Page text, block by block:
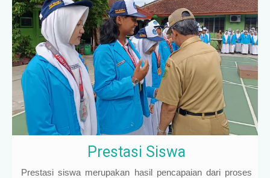
Prestasi Siswa
Prestasi siswa merupakan hasil pencapaian dari proses